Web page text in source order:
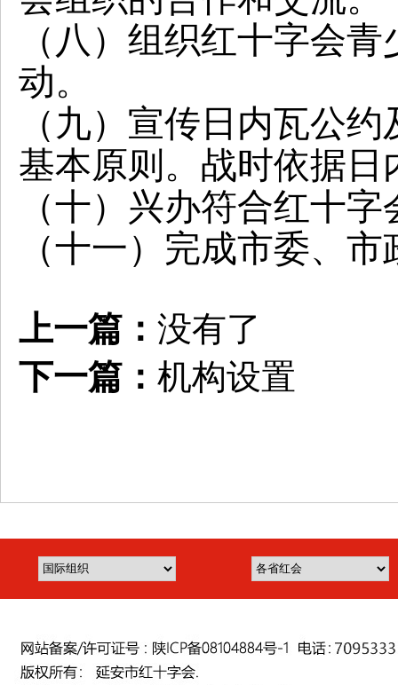
（八）组织红十字会
动。
（九）宣传日内瓦公
基本原则。战时依据
（十）兴办符合红十
（十一）完成市委、
上一篇： 没有了
下一篇： 机构设置